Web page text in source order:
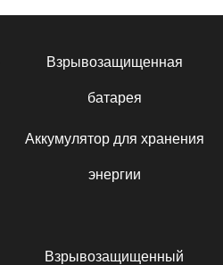
Взрывозащищенная
батарея
Аккумулятор для хранения
энергии
Взрывозащищенный